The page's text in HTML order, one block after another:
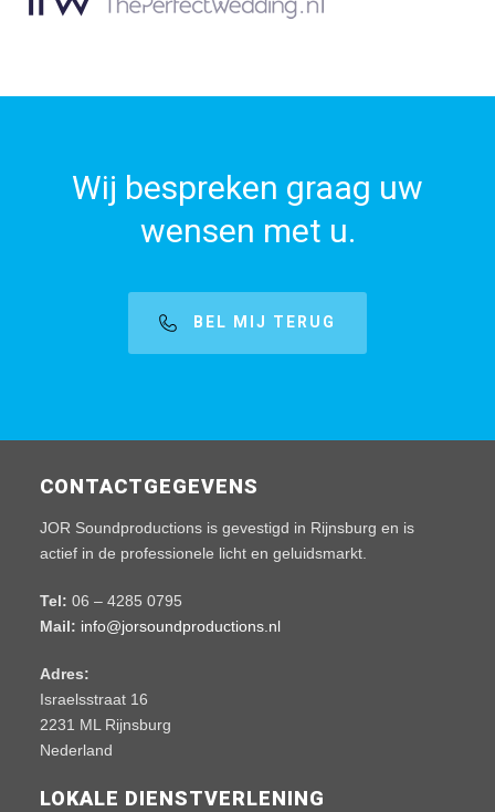
Wij bespreken graag uw
wensen met u.
BEL MIJ TERUG
CONTACTGEGEVENS
JOR Soundproductions is gevestigd in Rijnsburg en is
actief in de professionele licht en geluidsmarkt.
Tel: 06 – 4285 0795
Mail: info@jorsoundproductions.nl
Adres:
Israelsstraat 16
2231 ML Rijnsburg
Nederland
LOKALE DIENSTVERLENING